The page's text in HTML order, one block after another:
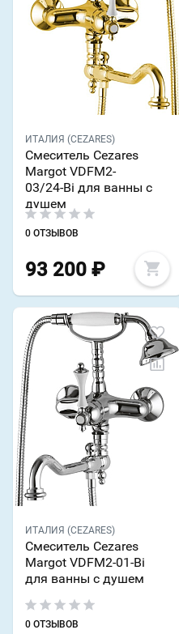
ИТАЛИЯ (CEZARES)
Смеситель Cezares
Margot VDFM2-
03/24-Bi для ванны с
душем
0 ОТЗЫВОВ
93 200 ₽
ИТАЛИЯ (CEZARES)
Смеситель Cezares
Margot VDFM2-01-Bi
для ванны с душем
0 ОТЗЫВОВ